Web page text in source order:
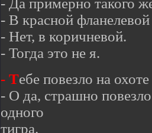
- Да примерно такого
- В красной
- Нет, в коричневой.
- Тогда это не я.
- Тебе повезло на
- О да, страшно
одного
тигра.